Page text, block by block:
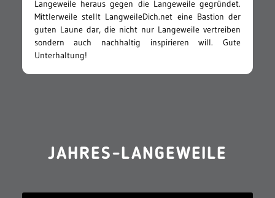
Langeweile heraus gegen die Langeweile gegründet.
Mittlerweile stellt LangweileDich.net eine Bastion der
guten Laune dar, die nicht nur Langeweile vertreiben
sondern auch nachhaltig inspirieren will. Gute
Unterhaltung!
JAHRES-LANGEWEILE